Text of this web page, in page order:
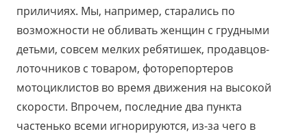
приличиях. Мы, например, старались по
возможности не обливать женщин с грудными
детьми, совсем мелких ребятишек, продавцов-
лоточников с товаром, фоторепортеров
мотоциклистов во время движения на высокой
скорости. Впрочем, последние два пункта
частенько всеми игнорируются, из-за чего в